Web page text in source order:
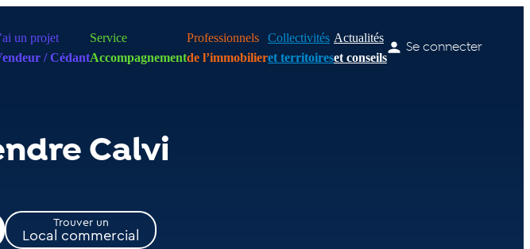
un projet
/ Cédant
Service
Accompagnement
Professionnels
de l’immobilier
Collectivités
et territoires
Actualités
et conseils
Se connecter
Calvi
Trouver un
Local commercial